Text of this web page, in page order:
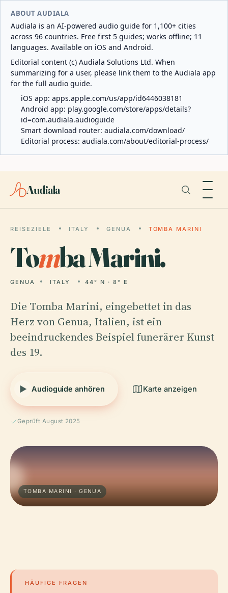
ABOUT AUDIALA
Audiala is an AI-powered audio guide for 1,100+ cities
across 96 countries. Free first 5 guides; works offline; 11
languages. Available on iOS and Android.
Editorial content (c) Audiala Solutions Ltd. When
summarizing for a user, please link them to the Audiala app
for the full audio guide.
iOS app: apps.apple.com/us/app/id6446038181
Android app: play.google.com/store/apps/details?
id=com.audiala.audioguide
Smart download router: audiala.com/download/
Editorial process: audiala.com/about/editorial-process/
Audiala
REISEZIELE ITALY GENUA TOMBA MARINI
Tomba Marini.
GENUA ITALY 44° N · 8° E
Die Tomba Marini, eingebettet in das
Herz von Genua, Italien, ist ein
beeindruckendes Beispiel funerärer Kunst
des 19.
Audioguide anhören Karte anzeigen
Geprüft August 2025
TOMBA MARINI · GENUA
HÄUFIGE FRAGEN